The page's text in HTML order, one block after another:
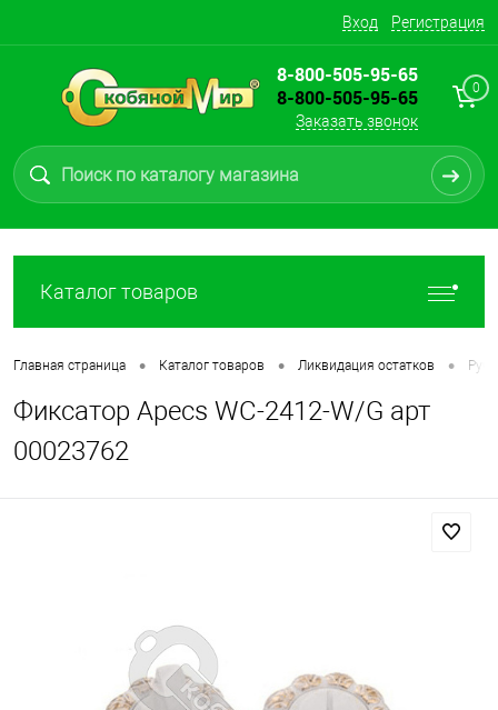
Вход Регистрация
8-800-505-95-65
8-800-505-95-65
Заказать звонок
0
Каталог товаров
Главная страница • Каталог товаров • Ликвидация остатков •
Фиксатор Apecs WC-2412-W/G арт
00023762